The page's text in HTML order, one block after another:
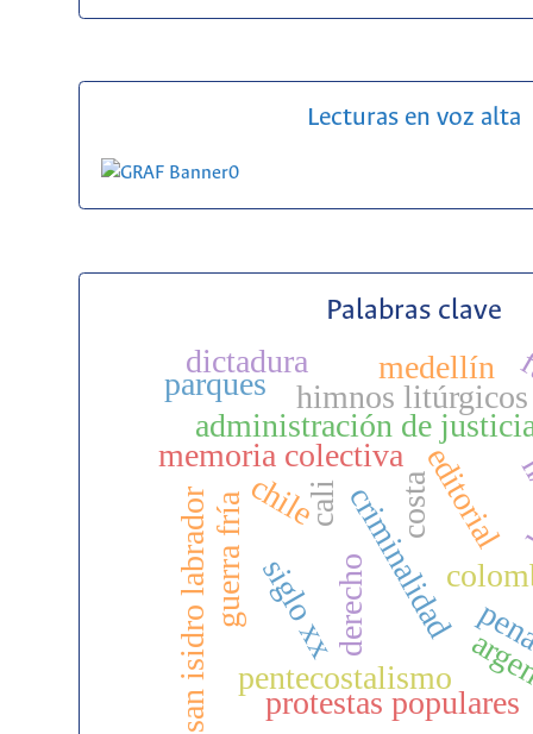
Lecturas en voz alta
Palabras clave
editorial
administración de
criminalidad
derecho
pentecostalismo
chile
siglo xx
memoria colectiva
san isidro labrador protestas populares
guerra fría
himnos litúrgicos
cali
medellín
costa
dictadura
parques